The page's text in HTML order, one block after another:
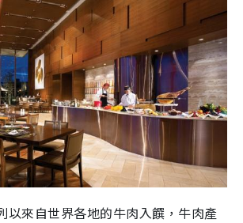
以來自世界各地的牛肉入饌，牛肉產